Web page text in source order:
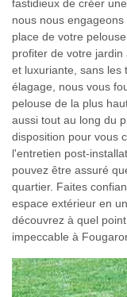
fastidieux de créer
nous nous
place de votre
profiter de votre
et luxuriante, sans les
élagage, nous vous
pelouse de la plus
aussi tout au long du
disposition pour vous
l'entretien post-
pouvez être assuré
quartier. Faites
espace extérieur en
découvrez à quel
impeccable à